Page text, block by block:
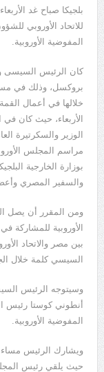
بلجيكا صباح غد
للاتحاد الأوروبي
المفوضية الأوروبية.
كان الرئيس السيسى
بروكسل، وذلك في
خلالها في أعمال القمة
الأربعاء، حيث كان
الوزير والسكرتيرة
مراسم المجلس
بوزارة الخارجية
والسفير المصري
ومن المقرر أن يصل
الأوروبية للمشاركة
بين مصر والاتحاد
السيسي كلمة خلال
وسيتوجه الرئيس
أنطوني كوستا رئيس
المفوضية الأوروبية.
ويشارك الرئيس مساء
حيث يلقي رئيس